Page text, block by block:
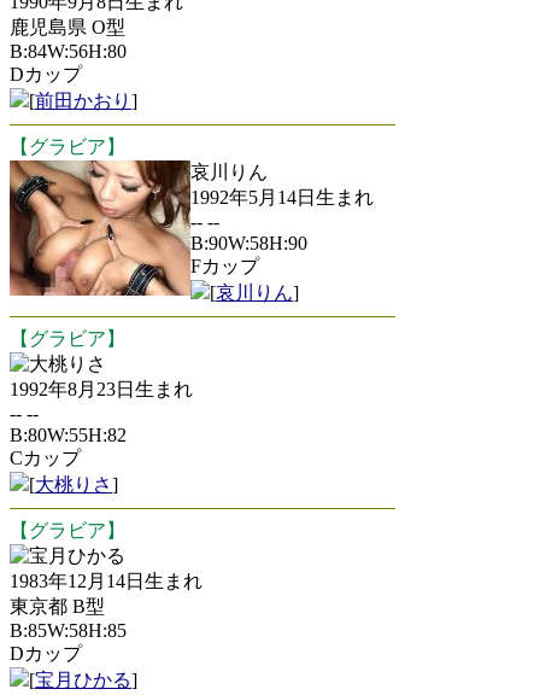
鹿児島県 O型
B:84W:56H:80
Dカップ
[前田かおり ]
【グラビア】
哀川りん
1992年5月14日生まれ
-- --
B:90W:58H:90
Fカップ
[哀川りん]
【グラビア】
大桃りさ
1992年8月23日生まれ
-- --
B:80W:55H:82
Cカップ
[大桃りさ]
【グラビア】
宝月ひかる
1983年12月14日生まれ
東京都 B型
B:85W:58H:85
Dカップ
[宝月ひかる]